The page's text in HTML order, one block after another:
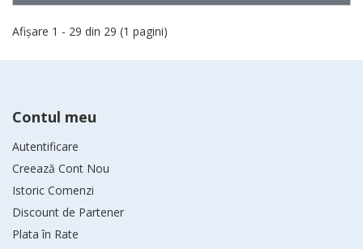
Afişare 1 - 29 din 29 (1 pagini)
Contul meu
Autentificare
Creează Cont Nou
Istoric Comenzi
Discount de Partener
Plata în Rate